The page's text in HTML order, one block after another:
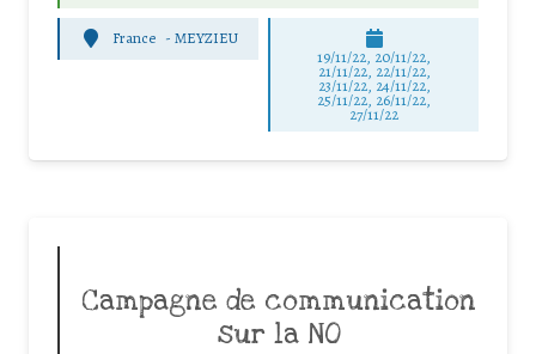
France - MEYZIEU
19/11/22, 20/11/22,
21/11/22, 22/11/22,
23/11/22, 24/11/22,
25/11/22, 26/11/22,
27/11/22
Campagne de communication
sur la NO